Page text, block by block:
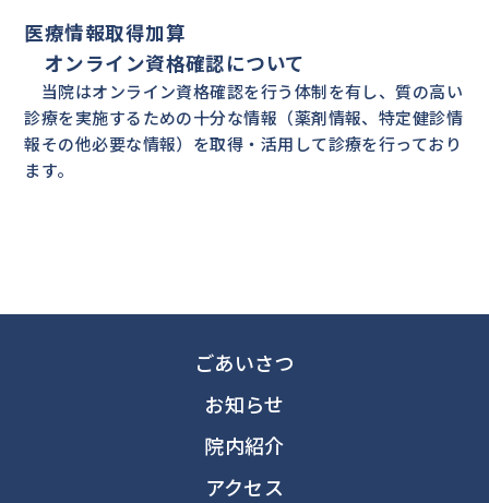
医療情報取得加算
オンライン資格確認について
当院はオンライン資格確認を行う体制を有し、質の高い
診療を実施するための十分な情報（薬剤情報、特定健診情
報その他必要な情報）を取得・活用して診療を行っており
ます。
ごあいさつ
お知らせ
院内紹介
アクセス